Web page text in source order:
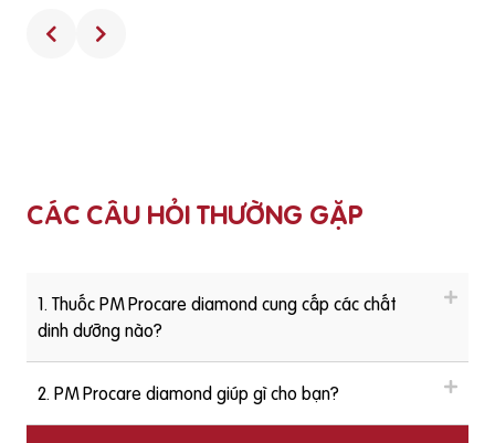
CÁC CÂU HỎI THƯỜNG GẶP
1. Thuốc PM Procare diamond cung cấp các chất
dinh dưỡng nào?
2. PM Procare diamond giúp gì cho bạn?